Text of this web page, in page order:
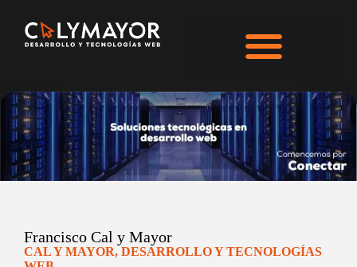
Francisco Cal y Mayor
CAL Y MAYOR, DESARROLLO Y TECNOLOGÍAS